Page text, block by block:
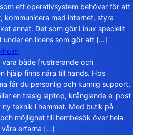
ett operativsystem behöver för att
kommunicera med internet, styra
annat. Det som gör Linux speciellt
under en licens som gör att […]
både frustrerande och
hjälp finns nära till hands. Hos
får du personlig och kunnig support,
en trasig laptop, krånglande e-post
ny teknik i hemmet. Med butik på
möjlighet till hembesök över hela
våra erfarna […]